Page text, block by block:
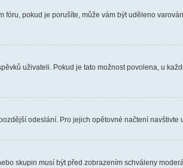
fóru, pokud je porušíte, může vám být uděleno
uživateli. Pokud je tato možnost povolena, u
odeslání. Pro jejich opětovné načtení
skupin musí být před zobrazením schváleny